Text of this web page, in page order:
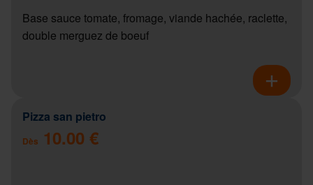
Base sauce tomate, fromage, viande hachée, raclette,
double merguez de boeuf
Pizza san pietro
Dès 10.00 €